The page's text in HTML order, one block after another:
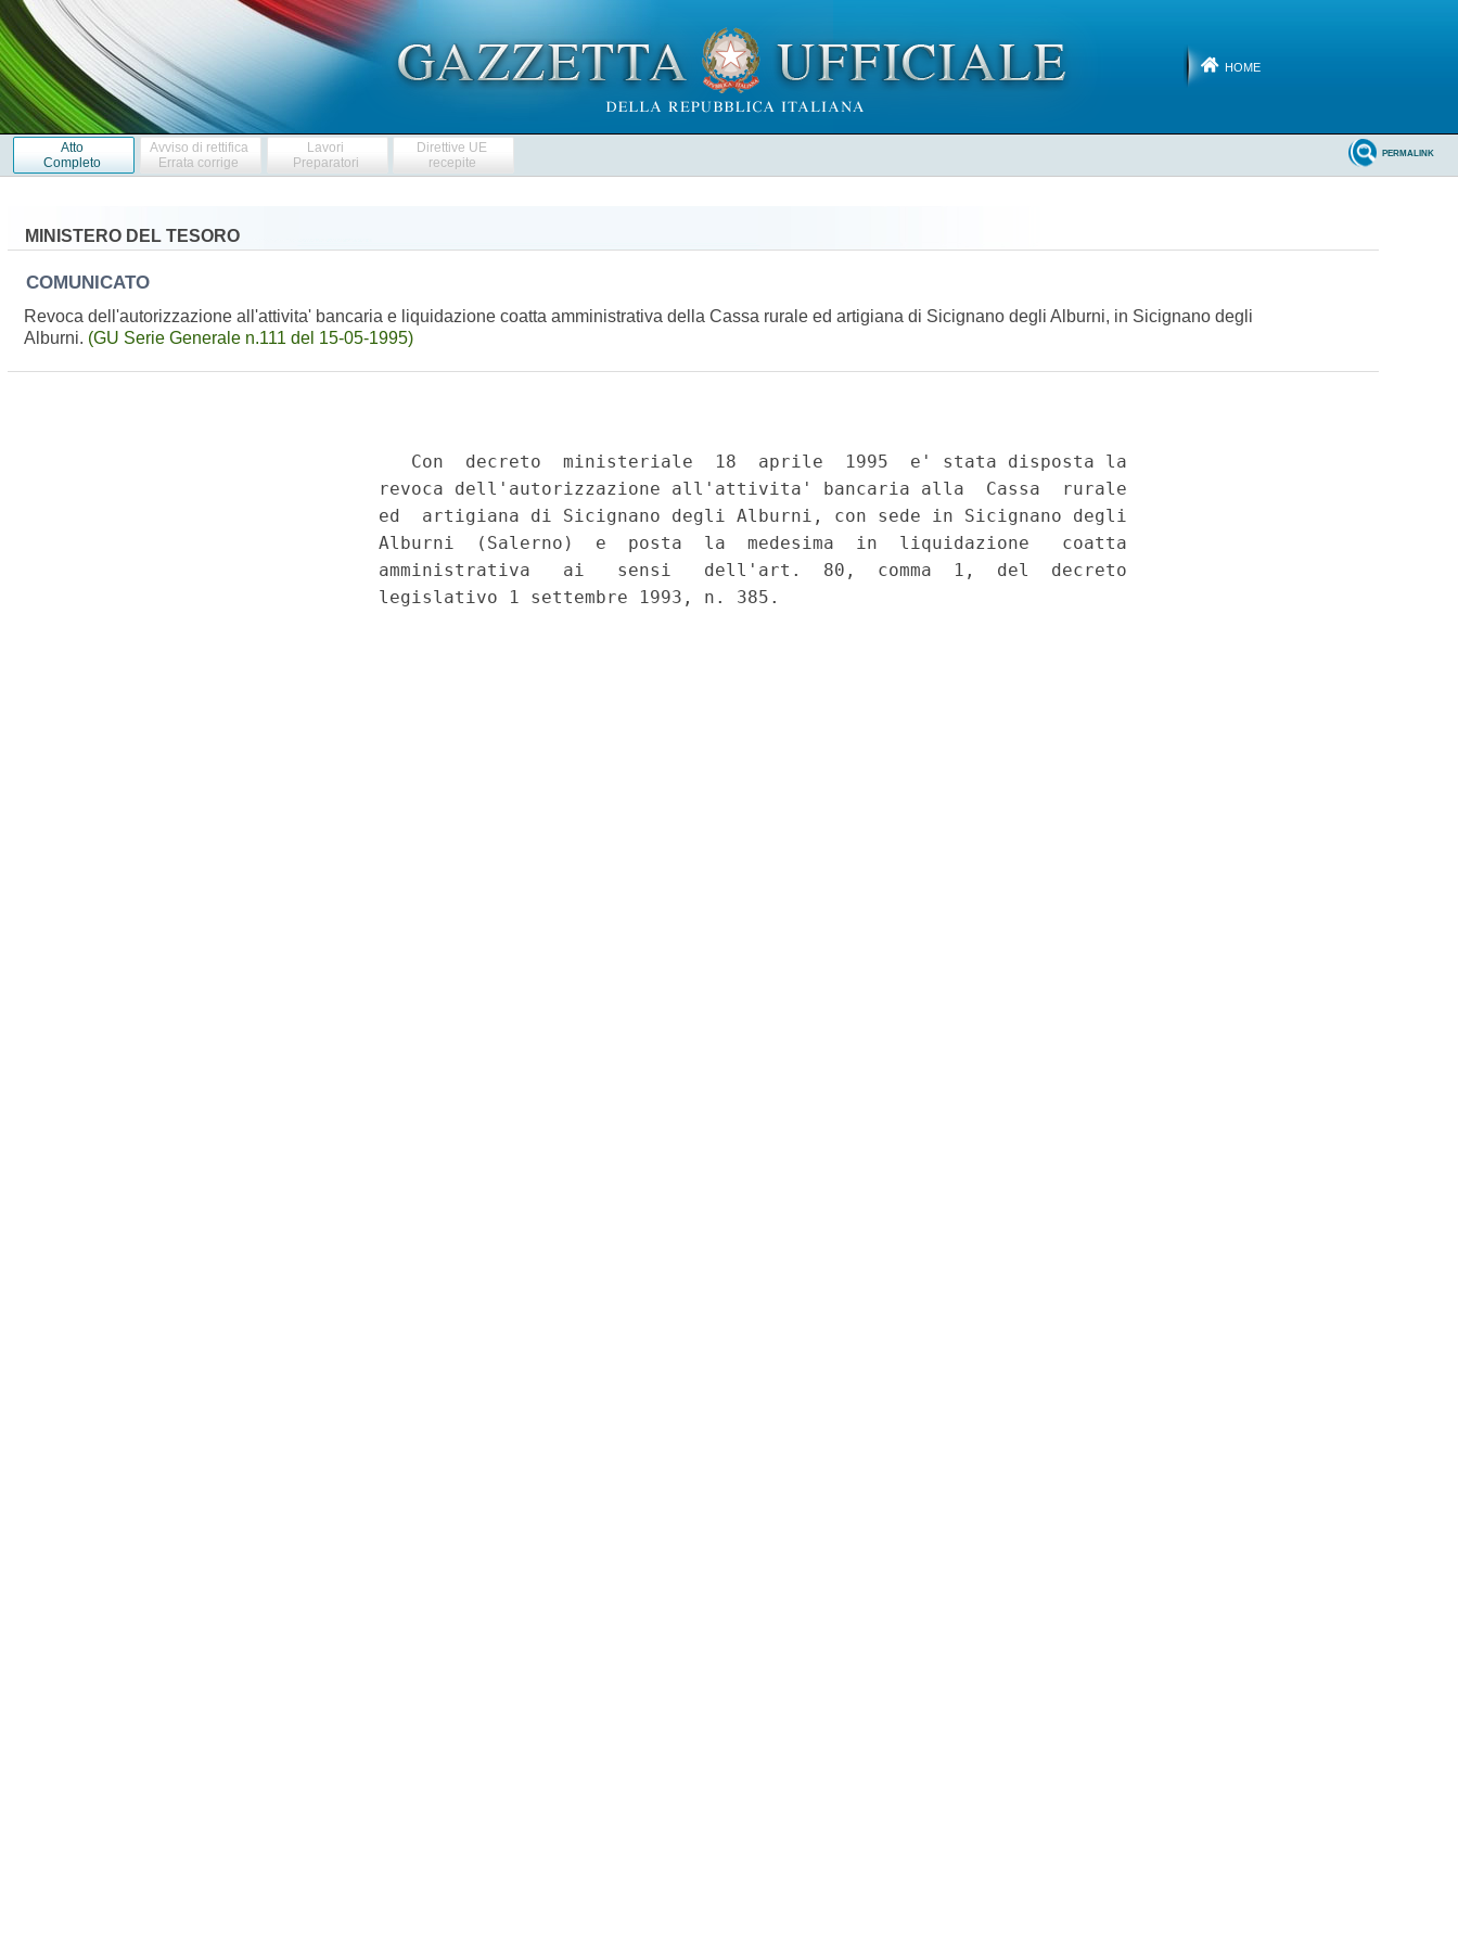
HOME
Atto
Completo
Avviso di rettifica
Errata corrige
Lavori
Preparatori
Direttive UE
recepite
PERMALINK
MINISTERO DEL TESORO
COMUNICATO
Revoca dell'autorizzazione all'attivita' bancaria e liquidazione coatta amministrativa della Cassa rurale ed artigiana di Sicignano degli Alburni, in Sicignano degli
Alburni. (GU Serie Generale n.111 del 15-05-1995)